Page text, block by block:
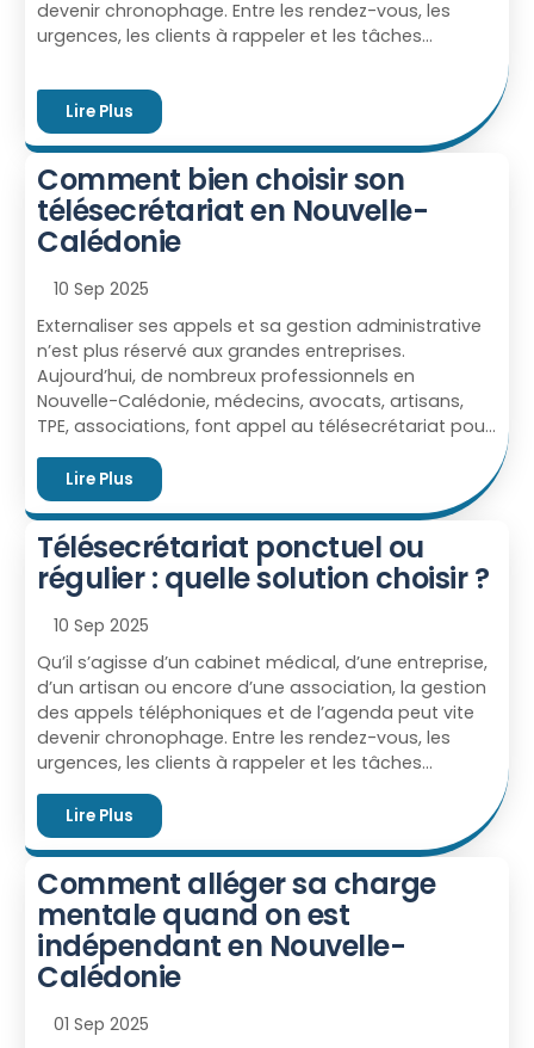
devenir chronophage. Entre les rendez-vous, les
urgences, les clients à rappeler et les tâches
disponible pour répondre à tout le monde. Le
télésecrétariat apporte une solution flexible et
efficace. Mais faut-il opter pour une formule avec
un télésecrétariat ponctuel ou régulier ? Le
télésecrétariat ponctuel : flexibilité et liberté Le
télésecrétariat ponctuel consiste à confier vos
appels et vos agendas uniquement quand vous en
secrétaire habituelle, surcharge ponctuelle […]
Lire Plus
Comment bien choisir son
télésecrétariat en Nouvelle-
Calédonie
10 Sep 2025
Externaliser ses appels et sa gestion administrative
n’est plus réservé aux grandes entreprises.
Aujourd’hui, de nombreux professionnels en
Nouvelle-Calédonie, médecins, avocats, artisans,
TPE, associations, font appel au télésecrétariat pour
gagner en temps, en organisation et en sérénité.
Mais face aux différentes offres disponibles, une
question se pose : comment choisir le bon
télésecrétariat en NC ? Voici quelques critères clés
pour vous aider à faire le bon choix. Définir vos
besoins réels pour bien choisir son télésecrétariat en
Nouvelle-Calédonie Avant de choisir, il est essentiel
de savoir ce que vous attendez du télésecrétariat :
==> Plus vos besoins sont clairs, plus vous […]
Lire Plus
Télésecrétariat ponctuel ou
régulier : quelle solution choisir ?
10 Sep 2025
Qu’il s’agisse d’un cabinet médical, d’une entreprise,
d’un artisan ou encore d’une association, la gestion
des appels téléphoniques et de l’agenda peut vite
devenir chronophage. Entre les rendez-vous, les
urgences, les clients à rappeler et les tâches
administratives, il est parfois difficile d’être
disponible pour répondre à tout le monde. Le
télésecrétariat apporte une solution flexible et
efficace. Mais faut-il opter pour une formule avec
un télésecrétariat ponctuel ou régulier ? Le
télésecrétariat ponctuel : flexibilité et liberté Le
télésecrétariat ponctuel consiste à confier vos
appels et vos agendas uniquement quand vous en
avez besoin : périodes de congés, absence de votre
secrétaire habituelle, surcharge ponctuelle […]
Lire Plus
Comment alléger sa charge
mentale quand on est
indépendant en Nouvelle-
Calédonie
01 Sep 2025